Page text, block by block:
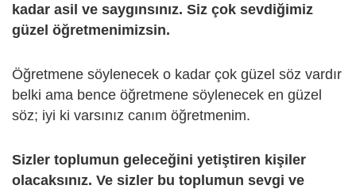
kadar asil ve saygınsınız. Siz çok sevdiğimiz
güzel öğretmenimizsin.
Öğretmene söylenecek o kadar çok güzel söz vardır
belki ama bence öğretmene söylenecek en güzel
söz; iyi ki varsınız canım öğretmenim.
Sizler toplumun geleceğini yetiştiren kişiler
olacaksınız. Ve sizler bu toplumun sevgi ve